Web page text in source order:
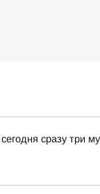
сразу три